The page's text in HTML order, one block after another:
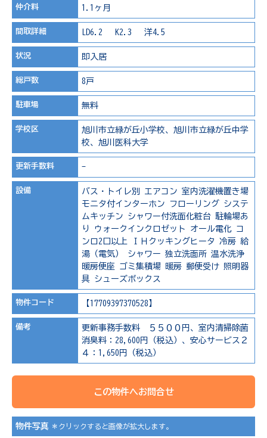
仲介料 1.1ヶ月
間取詳細 LD6.2 K2.3 洋4.5
状況 即入居
総戸数 8戸
駐車場 無料
学校区
旭川市立緑が丘小学校、旭川市立緑が丘中学
校、旭川医科大学
更新手数料 -
設備 バス・トイレ別 エアコン 室内洗濯機置き場
モニタ付インターホン
フローリング
システ
ムキッチン
シャワー付洗面化粧台 駐輪場あ
り
ウォークインクロゼット オール電化 コ
ンロ2口以上
ＩＨクッキングヒータ 冷房 給
湯（電気）
シャワー 独立洗面所 温水洗浄
暖房便座
ゴミ集積場 暖房 郵便受け 照明器
具 シューズボックス
物件コード 【17709397370528】
備考
更新事務手数料 ５５００円、室内清掃除菌
消臭料：28,600円（税込）、安心サービス２
４：1,650円（税込）
この物件へお問合せ
物件写真 ＊クリックすると画像が拡大します。